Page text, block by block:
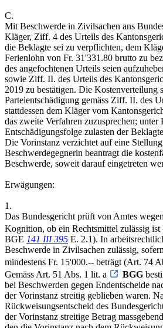
C.
Mit Beschwerde in Zivilsachen ans
Kläger, Ziff. 4 des Urteils des
die Beklagte sei zu verpflichten, dem
Ferienlohn von Fr. 31'331.80 brutto zu
des angefochtenen Urteils seien
sowie Ziff. II. des Urteils des
2019 zu bestätigen. Die Kostenverteilung
Parteientschädigung gemäss Ziff. II. des
stattdessen dem Kläger vom
das zweite Verfahren zuzusprechen; unter
Entschädigungsfolge zulasten der
Die Vorinstanz verzichtet auf eine
Beschwerdegegnerin beantragt die
Beschwerde, soweit darauf eingetreten
Erwägungen:
1.
Das Bundesgericht prüft von Amtes
Kognition, ob ein Rechtsmittel zulässig ist
BGE 141 III 395 E. 2.1). In
Beschwerde in Zivilsachen zulässig,
mindestens Fr. 15'000.-- beträgt (Art. 74
Gemäss Art. 51 Abs. 1 lit. a
BGG
bei Beschwerden gegen Endentscheide
der Vorinstanz streitig geblieben waren.
Rückweisungsentscheid des
der Vorinstanz streitige Betrag